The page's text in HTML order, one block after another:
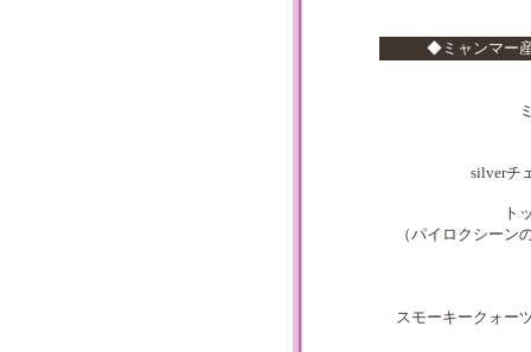
◆ミャンマー
silverチ
ト
（パイロクシー
スモーキークォー